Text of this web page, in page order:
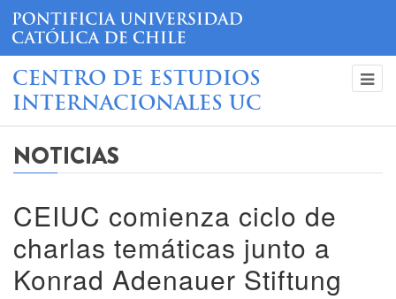
CENTRO DE ESTUDIOS
INTERNACIONALES UC
NOTICIAS
CEIUC comienza ciclo de
charlas temáticas junto a
Konrad Adenauer Stiftung